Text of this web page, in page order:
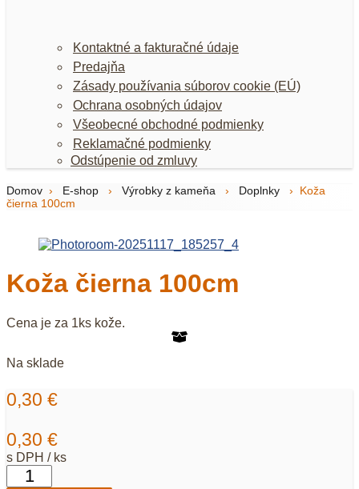
Kontaktné a fakturačné údaje
Predajňa
Zásady používania súborov cookie (EÚ)
Ochrana osobných údajov
Všeobecné obchodné podmienky
Reklamačné podmienky
Odstúpenie od zmluvy
Domov › E-shop › Výrobky z kameňa › Doplnky ›
Koža
čierna 100cm
Koža čierna 100cm
Cena je za 1ks kože.
Na sklade
0,30 €
0,30 €
s DPH / ks
množstvo
Koža